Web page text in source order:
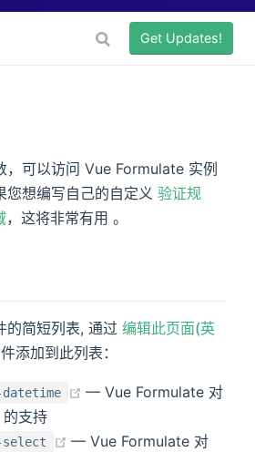
Get Updates!
，可以访问 Vue Formulate 实例
您想编写自己的自定义 验证规
，这将非常有用 。
的简短列表, 通过 编辑此页面(英
添加到此列表：
(opens new window)
— Vue Formulate 对
(opens new window)
的支持
select (opens new window)
— Vue Formulate 对